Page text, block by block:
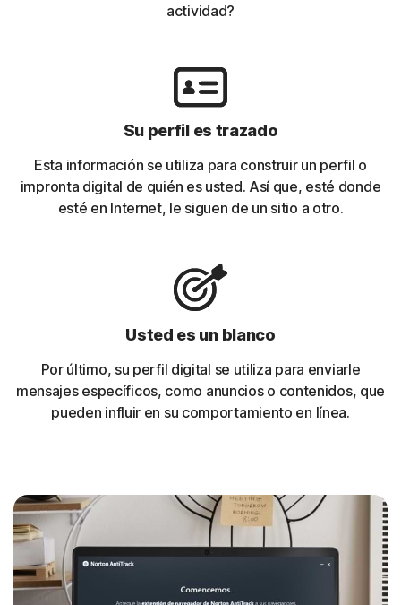
actividad?
Su perfil es trazado
Esta información se utiliza para construir un perfil o
impronta digital de quién es usted. Así que, esté donde
esté en Internet, le siguen de un sitio a otro.
Usted es un blanco
Por último, su perfil digital se utiliza para enviarle
mensajes específicos, como anuncios o contenidos, que
pueden influir en su comportamiento en línea.